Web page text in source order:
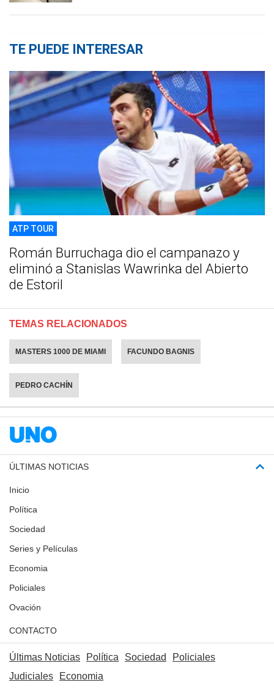
TE PUEDE INTERESAR
ATP TOUR
Román Burruchaga dio el campanazo y
eliminó a Stanislas Wawrinka del Abierto
de Estoril
TEMAS RELACIONADOS
MASTERS 1000 DE MIAMI FACUNDO BAGNIS
PEDRO CACHÍN
ÚLTIMAS NOTICIAS
Inicio
Política
Sociedad
Series y Películas
Economia
Policiales
Ovación
CONTACTO
Últimas Noticias Política Sociedad
Policiales
Judiciales
Economia